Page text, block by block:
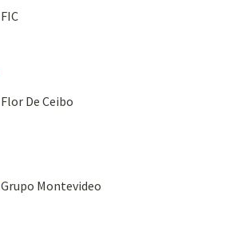
FIC
Flor De Ceibo
Grupo Montevideo